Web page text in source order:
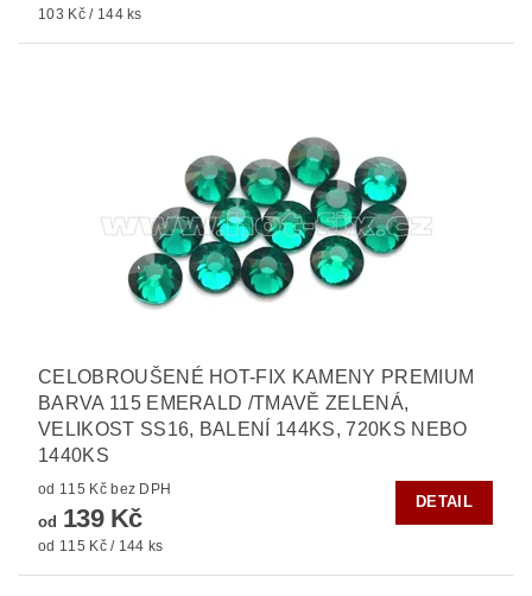
103 Kč / 144 ks
CELOBROUŠENÉ HOT-FIX KAMENY PREMIUM
BARVA 115 EMERALD /TMAVĚ ZELENÁ,
VELIKOST SS16, BALENÍ 144KS, 720KS NEBO
1440KS
od 115 Kč bez DPH
od 139 Kč
od 115 Kč / 144 ks
DETAIL